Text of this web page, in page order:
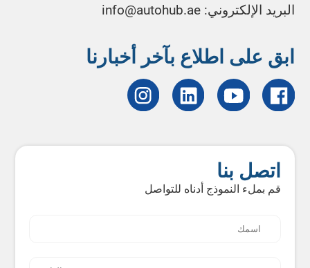
البريد الإلكتروني: info@autohub.ae
ابق على اطلاع بآخر أخبارنا
اتصل بنا
قم بملء النموذج أدناه للتواصل